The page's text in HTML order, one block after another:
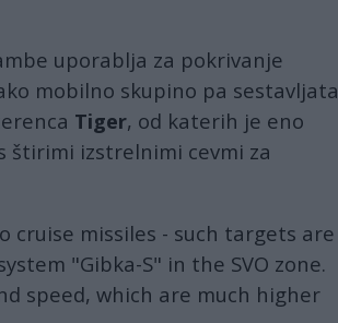
uporablja za pokrivanje
mobilno skupino pa sestavljata
Tiger, od katerih je eno
štirimi izstrelnimi cevmi za
cruise missiles - such targets are
"Gibka-S" in the SVO zone.
speed, which are much higher